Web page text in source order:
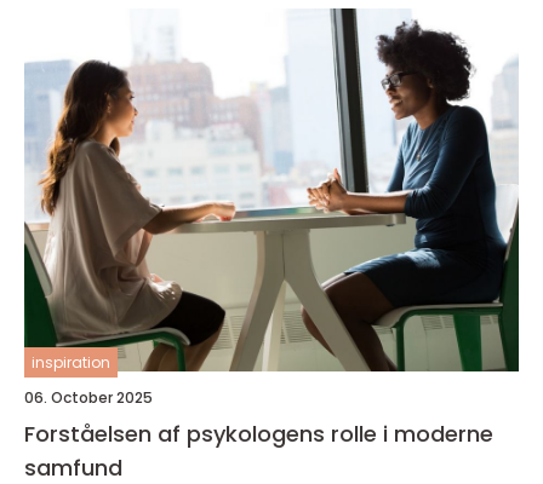
inspiration
06. October 2025
Forståelsen af psykologens rolle i moderne
samfund